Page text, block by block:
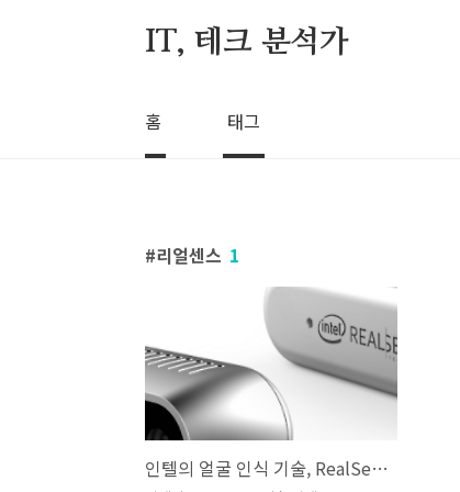
IT, 테크 분석가
홈 태그
리얼센스 1
인텔의 얼굴 인식 기술, RealSense(리얼센스) 테크